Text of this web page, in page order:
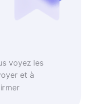
voyez les
et à